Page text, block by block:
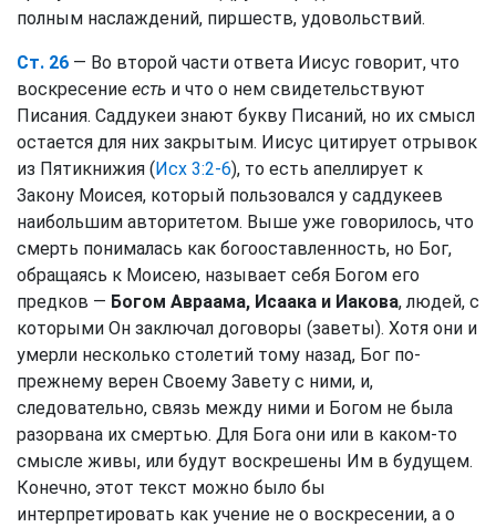
полным наслаждений, пиршеств, удовольствий.
Ст. 26 — Во второй части ответа Иисус говорит, что
воскресение есть и что о нем свидетельствуют
Писания. Саддукеи знают букву Писаний, но их смысл
остается для них закрытым. Иисус цитирует отрывок
из Пятикнижия ( Исх 3:2-6), то есть апеллирует к
Закону Моисея, который пользовался у саддукеев
наибольшим авторитетом. Выше уже говорилось, что
смерть понималась как богооставленность, но Бог,
обращаясь к Моисею, называет себя Богом его
предков — Богом Авраама, Исаака и Иакова, людей, с
которыми Он заключал договоры (заветы). Хотя они и
умерли несколько столетий тому назад, Бог по-
прежнему верен Своему Завету с ними, и,
следовательно, связь между ними и Богом не была
разорвана их смертью. Для Бога они или в каком-то
смысле живы, или будут воскрешены Им в будущем.
Конечно, этот текст можно было бы
интерпретировать как учение не о воскресении, а о